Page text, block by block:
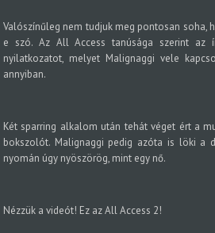
Valószínűleg nem tudjuk meg pontosan soha,
e szó. Az All Access tanúsága szerint az
nyilatkozatot, melyet Malignaggi vele
annyiban.
Két sparring alkalom után tehát véget ért a
bokszolót. Malignaggi pedig azóta is löki a
nyomán úgy nyöszörög, mint egy nő.
Nézzük a videót! Ez az All Access 2!